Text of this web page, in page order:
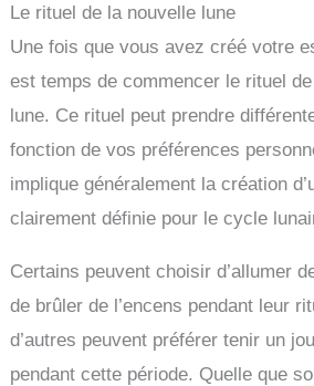
Le rituel de la nouvelle lune
Une fois que vous avez créé votre
est temps de commencer le rituel
lune. Ce rituel peut prendre
fonction de vos préférences
implique généralement la création
clairement définie pour le cycle
Certains peuvent choisir d’allumer
de brûler de l’encens pendant leur
d’autres peuvent préférer tenir un
pendant cette période. Quelle que